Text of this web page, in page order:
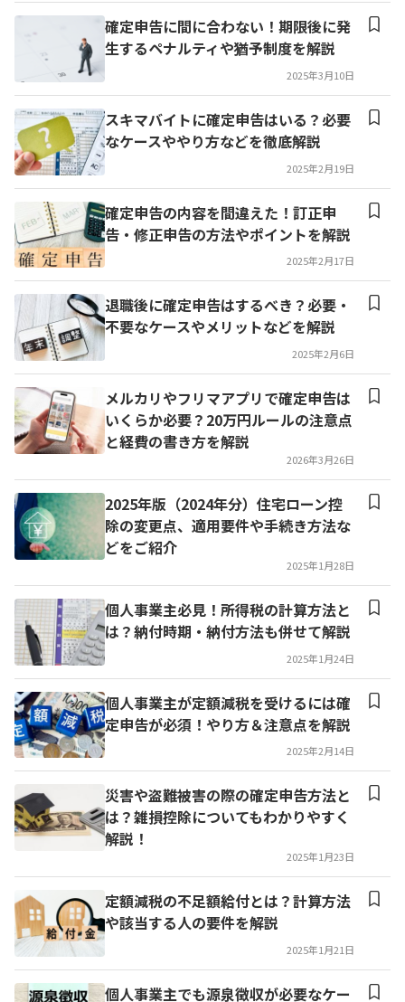
確定申告に間に合わない！期限後に発
生するペナルティや猶予制度を解説
2025年3月10日
スキマバイトに確定申告はいる？必要
なケースややり方などを徹底解説
2025年2月19日
確定申告の内容を間違えた！訂正申
告・修正申告の方法やポイントを解説
2025年2月17日
退職後に確定申告はするべき？必要・
不要なケースやメリットなどを解説
2025年2月6日
メルカリやフリマアプリで確定申告は
いくらか必要？20万円ルールの注意点
と経費の書き方を解説
2026年3月26日
2025年版（2024年分）住宅ローン控
除の変更点、適用要件や手続き方法な
どをご紹介
2025年1月28日
個人事業主必見！所得税の計算方法と
は？納付時期・納付方法も併せて解説
2025年1月24日
個人事業主が定額減税を受けるには確
定申告が必須！やり方＆注意点を解説
2025年2月14日
災害や盗難被害の際の確定申告方法と
は？雑損控除についてもわかりやすく
解説！
2025年1月23日
定額減税の不足額給付とは？計算方法
や該当する人の要件を解説
2025年1月21日
個人事業主でも源泉徴収が必要なケー